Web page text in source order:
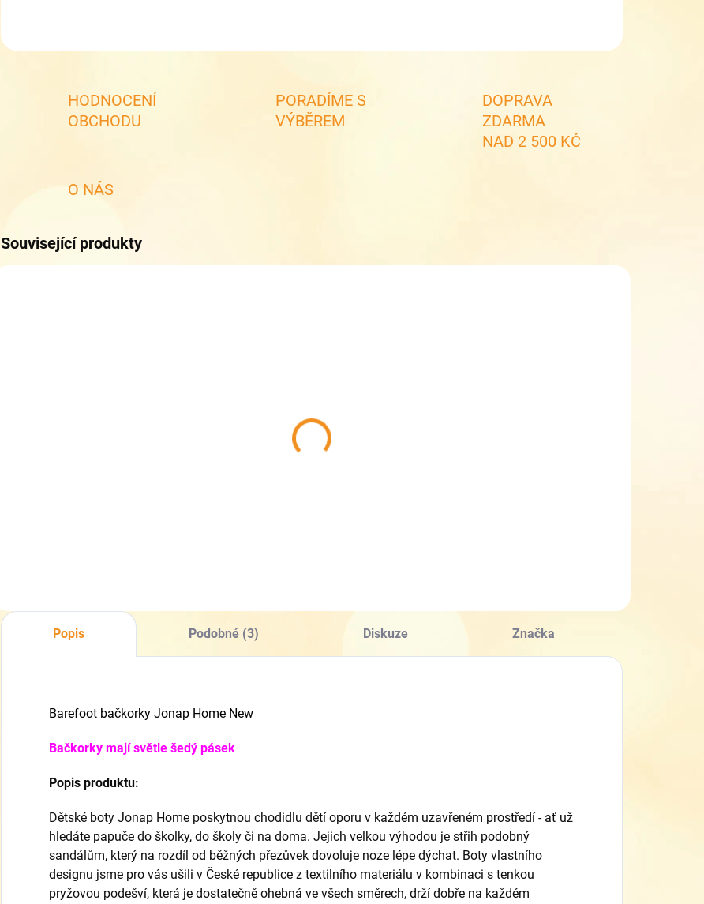
HODNOCENÍ
OBCHODU
PORADÍME S
VÝBĚREM
DOPRAVA
ZDARMA
NAD 2 500 KČ
O NÁS
Související produkty
Popis Podobné (3) Diskuze Značka
Barefoot bačkorky Jonap Home New
Bačkorky mají světle šedý pásek
Popis produktu:
Dětské boty Jonap Home poskytnou chodidlu dětí oporu v každém uzavřeném prostředí - ať už
hledáte papuče do školky, do školy či na doma. Jejich velkou výhodou je střih podobný
sandálům, který na rozdíl od běžných přezůvek dovoluje noze lépe dýchat. Boty vlastního
designu jsme pro vás ušili v České republice z textilního materiálu v kombinaci s tenkou
pryžovou podešví, která je dostatečně ohebná ve všech směrech, drží dobře na každém